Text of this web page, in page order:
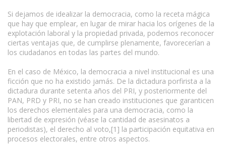
Si dejamos de idealizar la democracia, como la receta mágica
que hay que emplear, en lugar de mirar hacia los orígenes de la
explotación laboral y la propiedad privada, podemos reconocer
ciertas ventajas que, de cumplirse plenamente, favorecerían a
los ciudadanos en todas las partes del mundo.
En el caso de México, la democracia a nivel institucional es una
ficción que no ha existido jamás. De la dictadura porfirista a la
dictadura durante setenta años del PRI, y posteriormente del
PAN, PRD y PRI, no se han creado instituciones que garanticen
los derechos elementales para una democracia, como la
libertad de expresión (véase la cantidad de asesinatos a
periodistas), el derecho al voto,[1] la participación equitativa en
procesos electorales, entre otros aspectos.